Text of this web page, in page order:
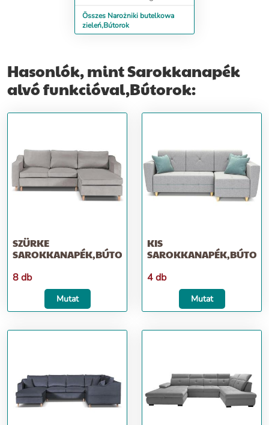
Összes Narożniki butelkowa
zieleń,Bútorok
Hasonlók, mint Sarokkanapék
alvó funkcióval,Bútorok:
SZÜRKE
SAROKKANAPÉK,BÚTOROK
8 db
Mutat
KIS
4 db
Mutat